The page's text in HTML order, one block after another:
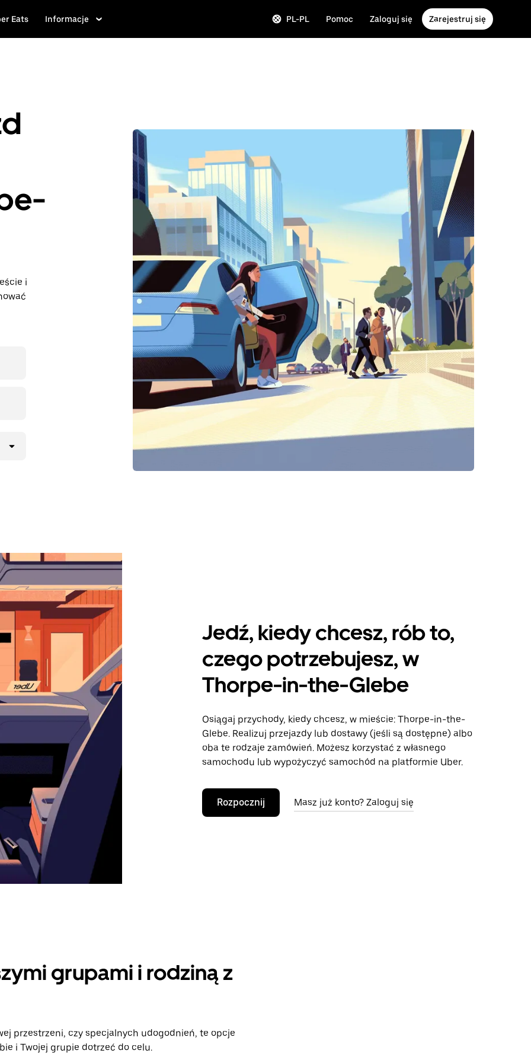
Eats Informacje PL-PL Pomoc Zaloguj się Zarejestruj się
i
Jedź, kiedy chcesz, rób to,
czego potrzebujesz, w
Thorpe-in-the-Glebe
Osiągaj przychody, kiedy chcesz, w mieście: Thorpe-in-the-
Glebe. Realizuj przejazdy lub dostawy (jeśli są dostępne) albo
oba te rodzaje zamówień. Możesz korzystać z własnego
samochodu lub wypożyczyć samochód na platformie Uber.
Rozpocznij Masz już konto? Zaloguj się
grupami i rodziną z
przestrzeni, czy specjalnych udogodnień, te opcje
i Twojej grupie dotrzeć do celu.